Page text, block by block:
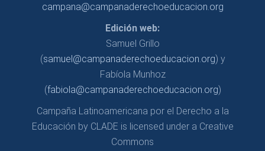
campana@campanaderechoeducacion.org
Edición web:
Samuel Grillo
(samuel@campanaderechoeducacion.org) y
Fabíola Munhoz
(fabiola@campanaderechoeducacion.org)
Campaña Latinoamericana por el Derecho a la
Educación by CLADE is licensed under a Creative
Commons